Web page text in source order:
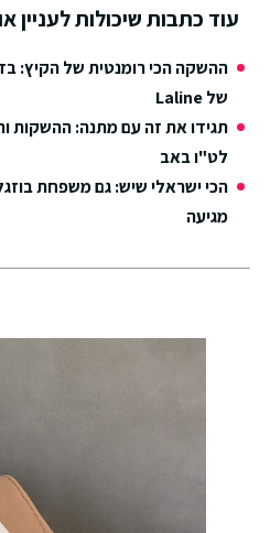
עוד כתבות שיכולות לעניין
תגידו את זה עם מתנה: ההשקות
לט"ו באב
הכי ישראלי שיש: גם משפחת
מגיעה